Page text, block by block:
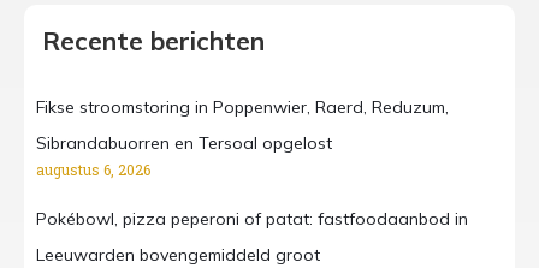
Recente berichten
Fikse stroomstoring in Poppenwier, Raerd, Reduzum,
Sibrandabuorren en Tersoal opgelost
augustus 6, 2026
Pokébowl, pizza peperoni of patat: fastfoodaanbod in
Leeuwarden bovengemiddeld groot